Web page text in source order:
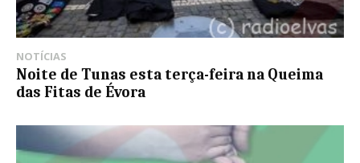
NOTÍCIAS
Noite de Tunas esta terça-feira na Queima
das Fitas de Évora